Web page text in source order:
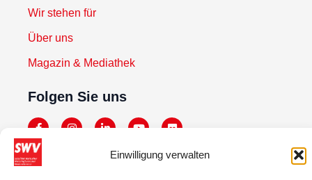
Einwilligung verwalten
Wir stehen für
Über uns
Magazin & Mediathek
Folgen Sie uns
Newsletter abonnieren